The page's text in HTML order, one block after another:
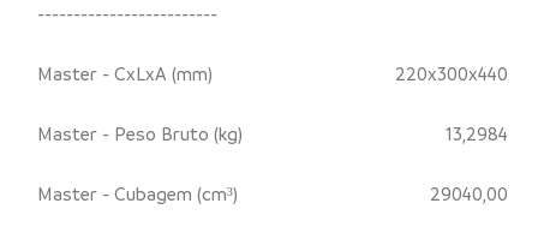
-------------------------
Master - CxLxA (mm) 220x300x440
Master - Peso Bruto (kg) 13,2984
Master - Cubagem (cm³) 29040,00